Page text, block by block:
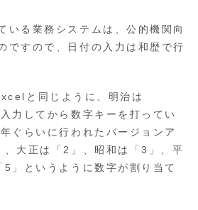
いる業務システムは、公的機関向
ですので、日付の入力は和歴で行
と同じように、明治は
力してから数字キーを打ってい
ぐらいに行われたバージョンア
、大正は「2」、昭和は「3」、平
」というように数字が割り当て